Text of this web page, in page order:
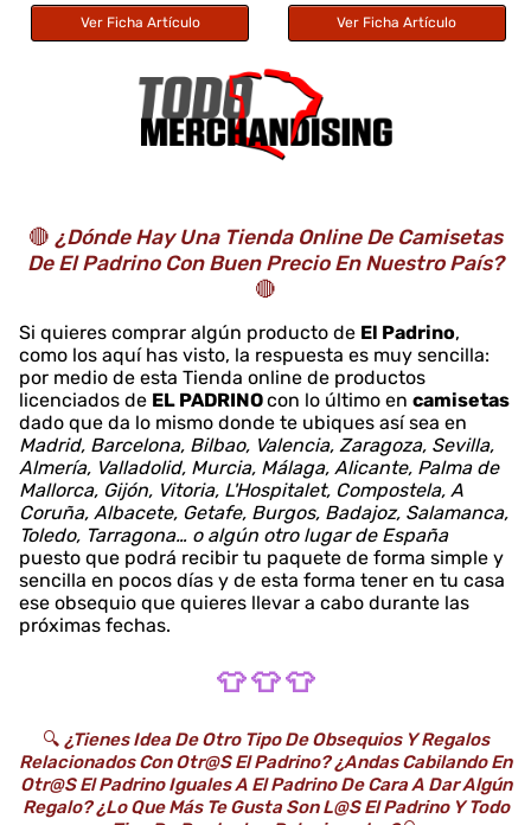
Ver Ficha Artículo Ver Ficha Artículo
🔴 ¿Dónde Hay Una Tienda Online De Camisetas
De El Padrino Con Buen Precio En Nuestro País?
🔴
Si quieres comprar algún producto de El Padrino,
como los aquí has visto, la respuesta es muy sencilla:
por medio de esta Tienda online de productos
licenciados de EL PADRINOcon lo último en camisetas
dado que da lo mismo donde te ubiques así sea en
Madrid, Barcelona, Bilbao, Valencia, Zaragoza, Sevilla,
Almería, Valladolid, Murcia, Málaga, Alicante, Palma de
Mallorca, Gijón, Vitoria, L'Hospitalet, Compostela, A
Coruña, Albacete, Getafe, Burgos, Badajoz, Salamanca,
Toledo, Tarragona… o algún otro lugar de España
puesto que podrá recibir tu paquete de forma simple y
sencilla en pocos días y de esta forma tener en tu casa
ese obsequio que quieres llevar a cabo durante las
próximas fechas.
👕 👕 👕
🔍 ¿Tienes Idea De Otro Tipo De Obsequios Y Regalos
Relacionados Con Otr@s El Padrino? ¿Andas Cabilando En
Otr@s El Padrino Iguales A El Padrino De Cara A Dar Algún
Regalo? ¿Lo Que Más Te Gusta Son L@s El Padrino Y Todo